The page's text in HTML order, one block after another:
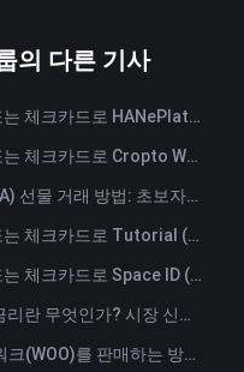
의 다른 기사
신용카드 또는 체크카드로 HANePlatform (HANEP) 즉시 구매
신용카드 또는 체크카드로 Cropto Wheat Token (CROW) 즉시 구매
Ethena(ENA) 선물 거래 방법: 초보자를 위한 종합 가이드
신용카드 또는 체크카드로 Tutorial (TUT) 즉시 구매
신용카드 또는 체크카드로 Space ID (ID) 즉시 구매
자금 조달 금리란 무엇인가? 시장 신호와 자금 조달 금리의 일반적인 오용 사례 이해하기
WOO 네트워크(WOO)를 판매하는 방법은? | FameEX